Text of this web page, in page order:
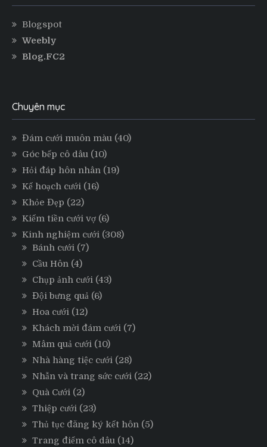
Blogspot
Weebly
Blog.FC2
Chuyên mục
Đám cưới muôn màu (40)
Góc bếp cô dâu (10)
Hỏi đáp hôn nhân (19)
Kế hoạch cưới (16)
Khỏe Đẹp (22)
Kiếm tiền cưới vợ (6)
Kinh nghiệm cưới (308)
Bánh cưới (7)
Cầu Hôn (4)
Chụp ảnh cưới (43)
Đội bưng quả (6)
Hoa cưới (12)
Khách mời đám cưới (7)
Mâm quả cưới (10)
Nhà hàng tiệc cưới (28)
Nhẫn và trang sức cưới (22)
Quà Cưới (2)
Thiệp cưới (23)
Thủ tục đăng ký kết hôn (5)
Trang điểm cô dâu (14)